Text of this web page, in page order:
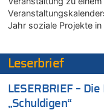
07.08.2026 - 13:39
Zurück an den Rhein:
Aachen ab 11.
Belgien setzt bei
07.08.2026 - 13:31
Wasserstand des
Jahr soziale Projekte in
Leserbrief
LESERBRIEF –
„Schuldigen“